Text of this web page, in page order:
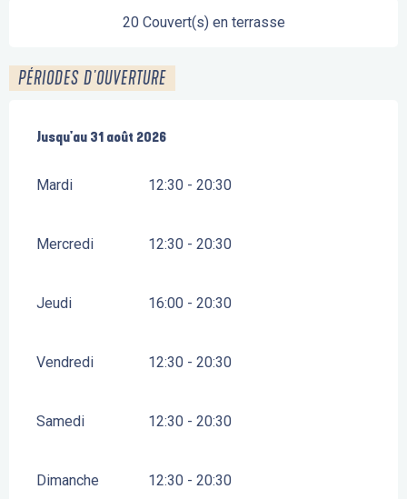
20 Couvert(s) en terrasse
PÉRIODES D'OUVERTURE
Du7 juillet 2026 au31 août 2026
Jusqu'au 31 août 2026
Mardi 12:30 - 20:30
Mercredi 12:30 - 20:30
Jeudi 16:00 - 20:30
Vendredi 12:30 - 20:30
Samedi 12:30 - 20:30
Dimanche 12:30 - 20:30